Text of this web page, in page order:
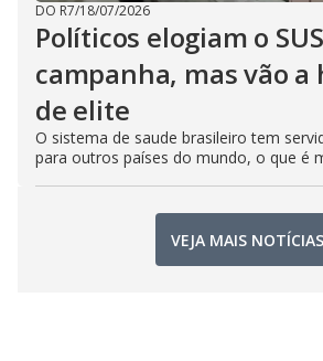
DO R7/18/07/2026
Políticos elogiam o
campanha, mas vão a
de elite
O sistema de saude brasileiro tem
para outros países do mundo, o que é
VEJA MAIS NOTÍCIAS